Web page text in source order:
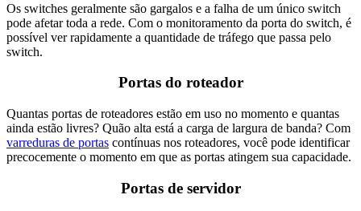
Os switches geralmente são gargalos e a falha de um único switch
pode afetar toda a rede. Com o monitoramento da porta do switch, é
possível ver rapidamente a quantidade de tráfego que passa pelo
switch.
Portas do roteador
Quantas portas de roteadores estão em uso no momento e quantas
ainda estão livres? Quão alta está a carga de largura de banda? Com
varreduras de portas contínuas nos roteadores, você pode identificar
precocemente o momento em que as portas atingem sua capacidade.
Portas de servidor